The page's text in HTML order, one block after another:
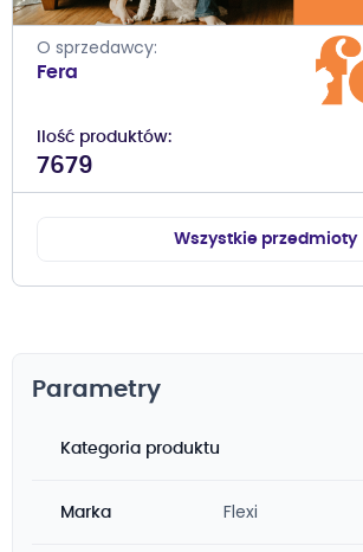
O sprzedawcy
Fera
Ilość produktów
7679
Wszystkie przedmioty
Parametry
Kategoria produktu
Marka Flexi